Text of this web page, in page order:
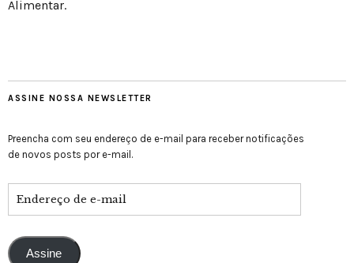
Alimentar.
ASSINE NOSSA NEWSLETTER
Preencha com seu endereço de e-mail para receber notificações
de novos posts por e-mail.
Assine